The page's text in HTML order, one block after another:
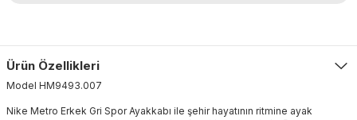
Ürün Özellikleri
Model HM9493.007
Nike Metro Erkek Gri Spor Ayakkabı ile şehir hayatının ritmine ayak